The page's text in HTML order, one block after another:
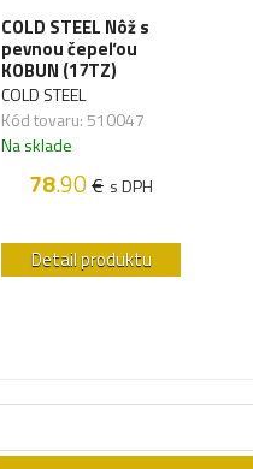
COLD STEEL Nôž s
pevnou čepeľou
KOBUN (17TZ)
COLD STEEL
Kód tovaru: 510047
Na sklade
78.90€ s DPH
Detail produktu